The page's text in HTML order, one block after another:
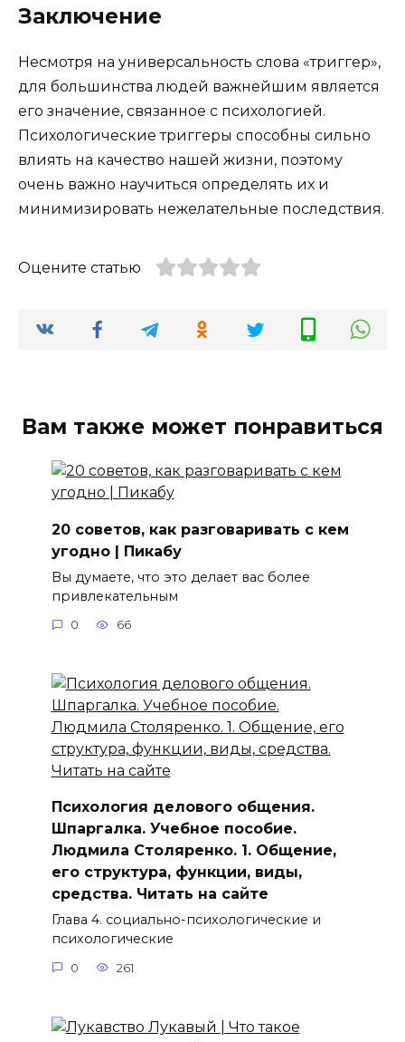
Заключение
Несмотря на универсальность слова «триггер»,
для большинства людей важнейшим является
его значение, связанное с психологией.
Психологические триггеры способны сильно
влиять на качество нашей жизни, поэтому
очень важно научиться определять их и
минимизировать нежелательные последствия.
Оцените статью
Вам также может понравиться
20 советов, как разговаривать с кем
угодно | Пикабу
Вы думаете, что это делает вас более
привлекательным
0 66
Психология делового общения.
Шпаргалка. Учебное пособие.
Людмила Столяренко. 1. Общение,
его структура, функции, виды,
средства. Читать на сайте
Глава 4. социально-психологические и
психологические
0 261